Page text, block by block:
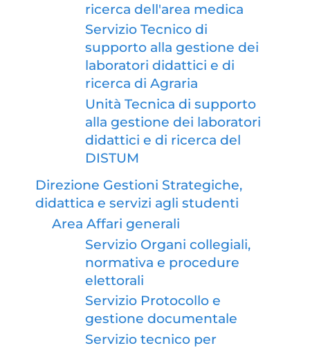
ricerca dell'area medica
Servizio Tecnico di
supporto alla gestione dei
laboratori didattici e di
ricerca di Agraria
Unità Tecnica di supporto
alla gestione dei laboratori
didattici e di ricerca del
DISTUM
Direzione Gestioni Strategiche,
didattica e servizi agli studenti
Area Affari generali
Servizio Organi collegiali,
normativa e procedure
elettorali
Servizio Protocollo e
gestione documentale
Servizio tecnico per